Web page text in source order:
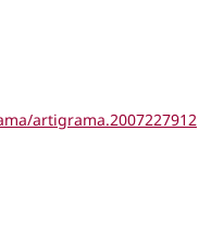
artigrama.2007227912